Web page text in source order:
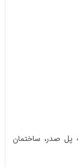
پل صدر، ساختمان